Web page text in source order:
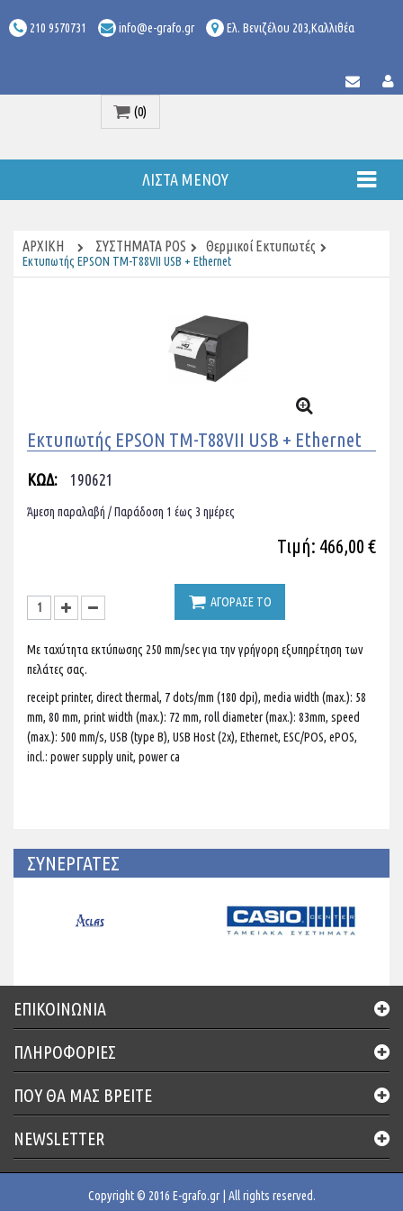
210 9570731 info@e-grafo.gr Ελ. Βενιζέλου 203,Καλλιθέα
(0)
ΛΊΣΤΑ ΜΕΝΟΎ
ΑΡΧΙΚΉ ΣΥΣΤΗΜΑΤΑ POS Θερμικοί Εκτυπωτές
Εκτυπωτής EPSON TM-T88VII USB + Ethernet
Εκτυπωτής EPSON TM-T88VII USB + Ethernet
ΚΩΔ: 190621
Άμεση παραλαβή / Παράδoση 1 έως 3 ημέρες
Τιμή: 466,00 €
ΑΓΟΡΑΣΕ ΤΟ
Με ταχύτητα εκτύπωσης 250 mm/sec για την γρήγορη εξυπηρέτηση των
πελάτες σας.
receipt printer, direct thermal, 7 dots/mm (180 dpi), media width (max.): 58
mm, 80 mm, print width (max.): 72 mm, roll diameter (max.): 83mm, speed
(max.): 500 mm/s, USB (type B), USB Host (2x), Ethernet, ESC/POS, ePOS,
incl.: power supply unit, power ca
ΣΥΝΕΡΓΑΤΕΣ
ΕΠΙΚΟΙΝΩΝΊΑ
ΠΛΗΡΟΦΟΡΙΕΣ
ΠΟΥ ΘΑ ΜΑΣ ΒΡΕΊΤΕ
NEWSLETTER
Copyright © 2016 E-grafo.gr | All rights reserved.